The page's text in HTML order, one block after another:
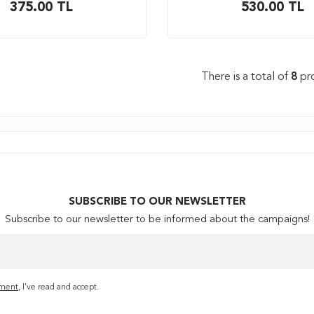
375.00 TL 530.00 TL
There is a total of 8
SUBSCRIBE TO OUR NEWSLETTER
Subscribe to our newsletter to be informed about the campaigns!
, I've read and accept.